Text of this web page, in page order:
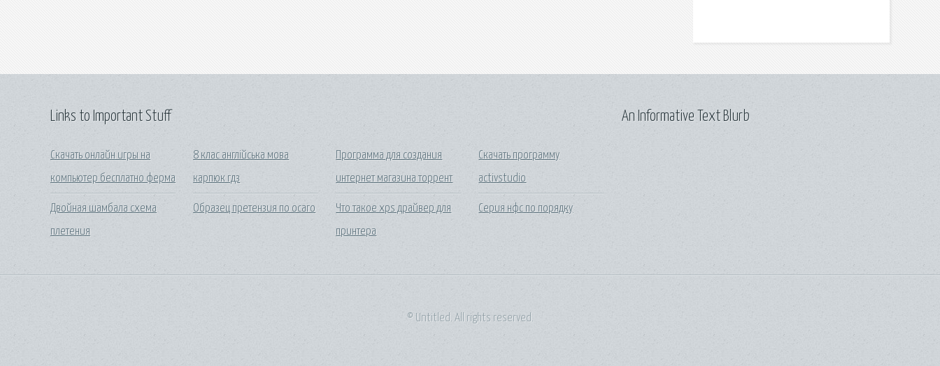
Links to Important Stuff
Скачать онлайн игры на
компьютер бесплатно ферма
Двойная шамбала схема
плетения
8 клас англійська мова
карпюк гдз
Образец претензия по осаго
Программа для создания
интернет магазина торрент
Что такое xps драйвер для
принтера
Скачать программу
activstudio
Серия нфс по порядку
An Informative Text Blurb
© Untitled. All rights reserved.